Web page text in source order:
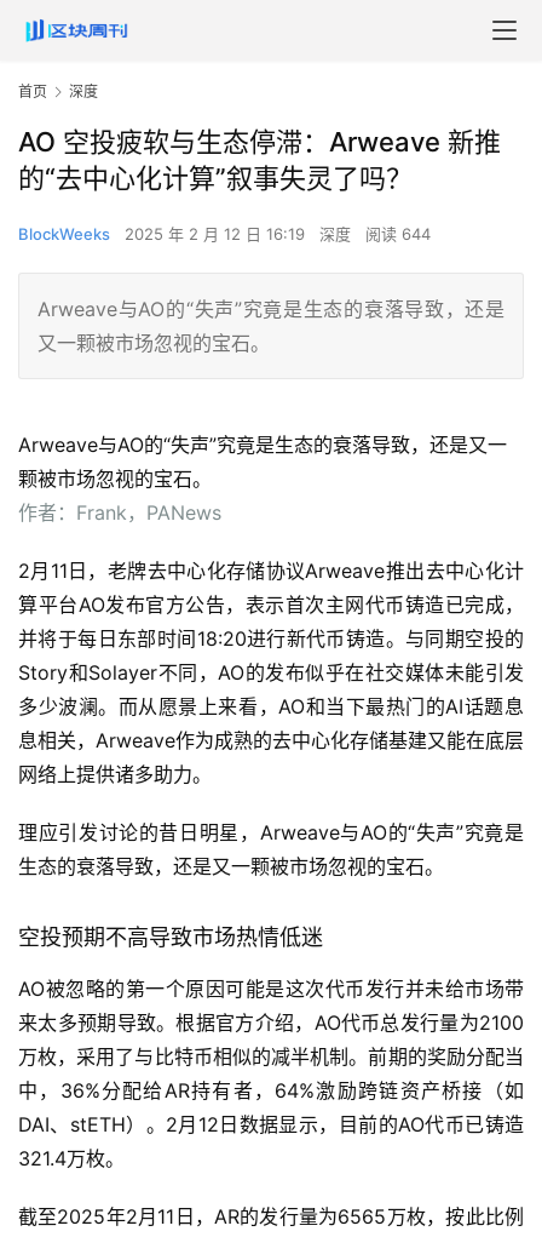
首页 深度
AO 空投疲软与生态停滞：Arweave 新推
的“去中心化计算”叙事失灵了吗？
BlockWeeks 2025 年 2 月 12 日 16:19 深度 阅读 644
Arweave与AO的“失声”究竟是生态的衰落导致，还是
又一颗被市场忽视的宝石。
Arweave与AO的“失声”究竟是生态的衰落导致，还是又一
颗被市场忽视的宝石。
作者：Frank，PANews
2月11日，老牌去中心化存储协议Arweave推出去中心化计
算平台AO发布官方公告，表示首次主网代币铸造已完成，
并将于每日东部时间18:20进行新代币铸造。与同期空投的
Story和Solayer不同，AO的发布似乎在社交媒体未能引发
多少波澜。而从愿景上来看，AO和当下最热门的AI话题息
息相关，Arweave作为成熟的去中心化存储基建又能在底层
网络上提供诸多助力。
理应引发讨论的昔日明星，Arweave与AO的“失声”究竟是
生态的衰落导致，还是又一颗被市场忽视的宝石。
空投预期不高导致市场热情低迷
AO被忽略的第一个原因可能是这次代币发行并未给市场带
来太多预期导致。根据官方介绍，AO代币总发行量为2100
万枚，采用了与比特币相似的减半机制。前期的奖励分配当
中，36%分配给AR持有者，64%激励跨链资产桥接（如
DAI、stETH）。2月12日数据显示，目前的AO代币已铸造
321.4万枚。
截至2025年2月11日，AR的发行量为6565万枚，按此比例